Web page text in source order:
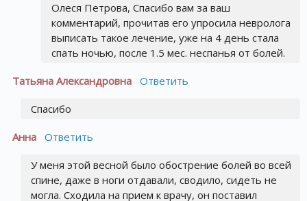
Олеся Петрова, Спасибо вам за ваш
комментарий, прочитав его упросила невролога
выписать такое лечение, уже на 4 день стала
спать ночью, после 1.5 мес. неспанья от болей.
Татьяна Александровна Ответить
Спасибо
Анна Ответить
У меня этой весной было обострение болей во всей
спине, даже в ноги отдавали, сводило, сидеть не
могла. Сходила на прием к врачу, он поставил